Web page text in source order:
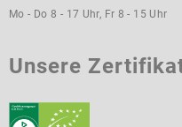
Mo - Do 8 - 17 Uhr, Fr 8 - 15 Uhr
Unsere